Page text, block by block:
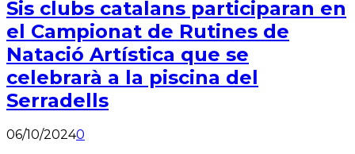
Sis clubs catalans participaran en
el Campionat de Rutines de
Natació Artística que se
celebrarà a la piscina del
Serradells
06/10/20240